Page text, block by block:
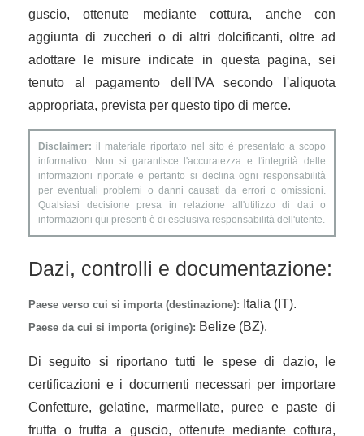
guscio, ottenute mediante cottura, anche con
aggiunta di zuccheri o di altri dolcificanti, oltre ad
adottare le misure indicate in questa pagina, sei
tenuto al pagamento dell'IVA secondo l'aliquota
appropriata, prevista per questo tipo di merce.
Disclaimer: il materiale riportato nel sito è presentato a scopo
informativo. Non si garantisce l'accuratezza e l'integrità delle
informazioni riportate e pertanto si declina ogni responsabilità
per eventuali problemi o danni causati da errori o omissioni.
Qualsiasi decisione presa in relazione all'utilizzo di dati o
informazioni qui presenti è di esclusiva responsabilità dell'utente.
Dazi, controlli e documentazione:
Paese verso cui si importa (destinazione): Italia (IT).
Paese da cui si importa (origine): Belize (BZ).
Di seguito si riportano tutti le spese di dazio, le
certificazioni e i documenti necessari per importare
Confetture, gelatine, marmellate, puree e paste di
frutta o frutta a guscio, ottenute mediante cottura,